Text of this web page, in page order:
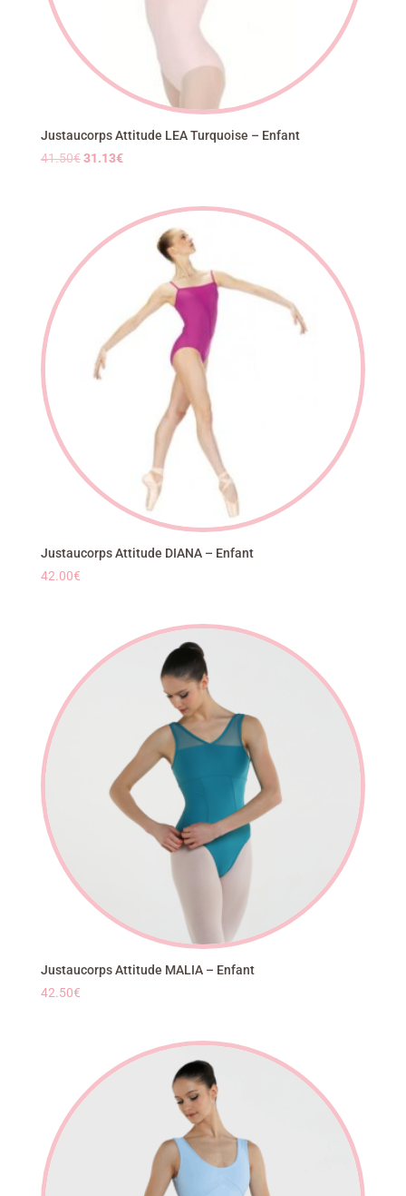
Justaucorps Attitude LEA Turquoise – Enfant
41.50€ Le
41.50€.
31.13€Le
est :
31.13€.
Justaucorps Attitude DIANA – Enfant
42.00€
Justaucorps Attitude MALIA – Enfant
42.50€